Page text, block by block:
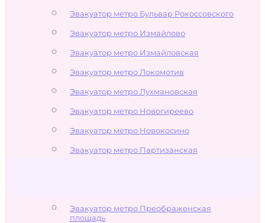
Эвакуатор метро Бульвар Рокоссовского
Эвакуатор метро Измайлово
Эвакуатор метро Измайловская
Эвакуатор метро Локомотив
Эвакуатор метро Лухмановская
Эвакуатор метро Новогиреево
Эвакуатор метро Новокосино
Эвакуатор метро Партизанская
Эвакуатор метро Преображенская
площадь